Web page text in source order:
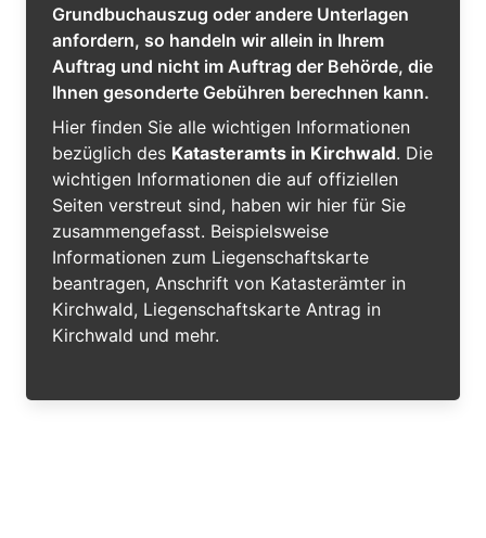
Grundbuchauszug oder andere Unterlagen
anfordern, so handeln wir allein in Ihrem
Auftrag und nicht im Auftrag der Behörde, die
Ihnen gesonderte Gebühren berechnen kann.
Hier finden Sie alle wichtigen Informationen
bezüglich des Katasteramts in Kirchwald. Die
wichtigen Informationen die auf offiziellen
Seiten verstreut sind, haben wir hier für Sie
zusammengefasst. Beispielsweise
Informationen zum Liegenschaftskarte
beantragen, Anschrift von Katasterämter in
Kirchwald, Liegenschaftskarte Antrag in
Kirchwald und mehr.